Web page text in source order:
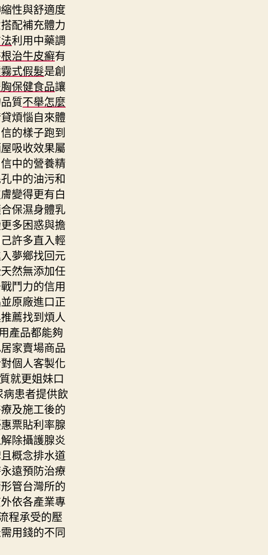
性與舒適度
配補充體力
利用中藥調
治牛皮癬有
式假髮是創
保健食品讓
質不舉怎麼
煩惱自來體
的樣子跑到
吸收效果屬
中的營養精
中的油污和
變得更有白
保濕身體乳
多困惑與擔
許多直入輕
夢鄉找回元
然無添加任
鬥力的信用
原廠進口正
薦找到煩人
產品都能夠
家賣場商品
個人客製化
就更姐妹口
患者提供飲
及施工後的
票貼利率腺
除攝護腺炎
概念排水道
遠預防治療
管台灣所的
依各產業專
程承受的壓
用錢的不同